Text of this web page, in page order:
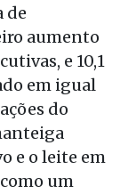
de
aumento
e 10,1
em igual
do
e o leite em
um